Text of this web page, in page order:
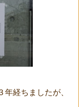
年経ちましたが、